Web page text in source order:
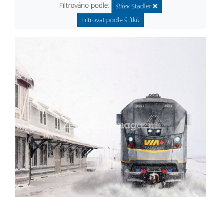
Filtrováno podle:
štítekStadler
Filtrovat podle štítků